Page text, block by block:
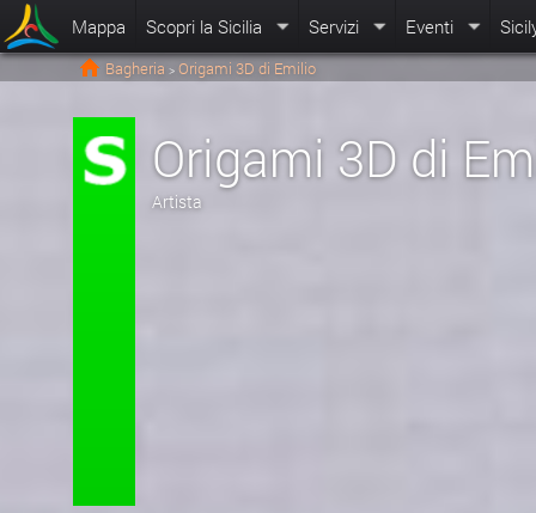
Mappa Scopri la Sicilia Servizi Eventi
Bagheria > Origami 3D di Emilio
Origami 3D di
Artista